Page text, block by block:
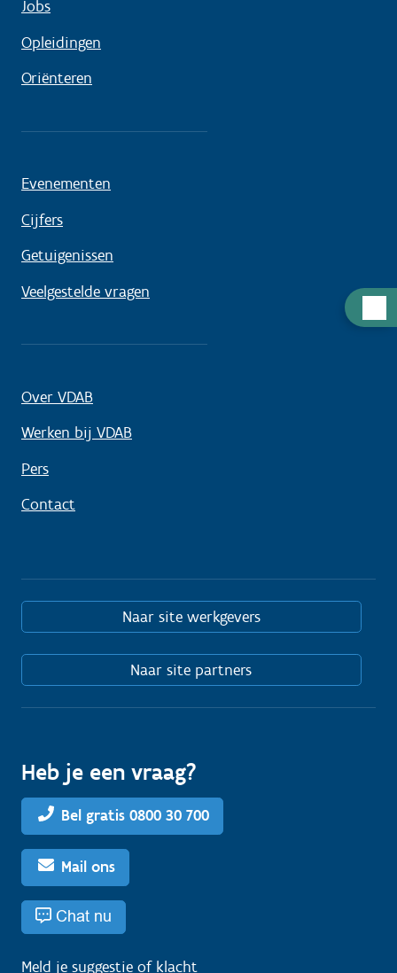
Jobs
Opleidingen
Oriënteren
Evenementen
Cijfers
Getuigenissen
Veelgestelde vragen
Over VDAB
Werken bij VDAB
Pers
Contact
Naar site werkgevers
Naar site partners
Heb je een vraag?
Bel gratis 0800 30 700
Mail ons
Chat nu
Meld je suggestie of klacht